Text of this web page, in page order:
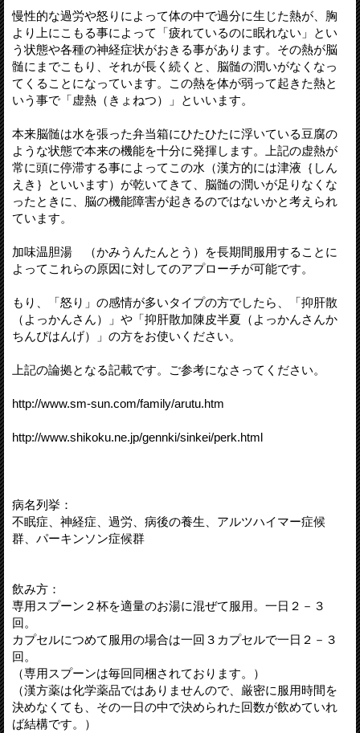
慢性的な過労や怒りによって体の中で過分に生じた熱が、胸
より上にこもる事によって「疲れているのに眠れない」とい
う状態や各種の神経症状がおきる事があります。その熱が脳
髄にまでこもり、それが長く続くと、脳髄の潤いがなくなっ
てくることになっています。この熱を体が弱って起きた熱と
いう事で「虚熱（きょねつ）」といいます。
本来脳髄は水を張った弁当箱にひたひたに浮いている豆腐の
ような状態で本来の機能を十分に発揮します。上記の虚熱が
常に頭に停滞する事によってこの水（漢方的には津液｛しん
えき｝といいます）が乾いてきて、脳髄の潤いが足りなくな
ったときに、脳の機能障害が起きるのではないかと考えられ
ています。
加味温胆湯 （かみうんたんとう）を長期間服用することに
よってこれらの原因に対してのアプローチが可能です。
もり、「怒り」の感情が多いタイプの方でしたら、「抑肝散
（よっかんさん）」や「抑肝散加陳皮半夏（よっかんさんか
ちんぴはんげ）」の方をお使いください。
上記の論拠となる記載です。ご参考になさってください。
http://www.sm-sun.com/family/arutu.htm
http://www.shikoku.ne.jp/gennki/sinkei/perk.html
病名列挙：
不眠症、神経症、過労、病後の養生、アルツハイマー症候
群、パーキンソン症候群
飲み方：
専用スプーン２杯を適量のお湯に混ぜて服用。一日２－３
回。
カプセルにつめて服用の場合は一回３カプセルで一日２－３
回。
（専用スプーンは毎回同梱されております。）
（漢方薬は化学薬品ではありませんので、厳密に服用時間を
決めなくても、その一日の中で決められた回数が飲めていれ
ば結構です。）